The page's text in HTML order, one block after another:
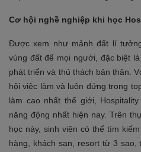
Cơ hội nghề nghiệp khi học
Được xem như mảnh đất lí
vùng đất để mọi người, đặc biệt
phát triển và thủ thách bản thân.
hội việc làm và luôn đứng trong
làm cao nhất thế giới,
năng động nhất hiện nay. Trên
học này, sinh viên có thể tìm
hàng, khách sạn, resort từ 3 sao,